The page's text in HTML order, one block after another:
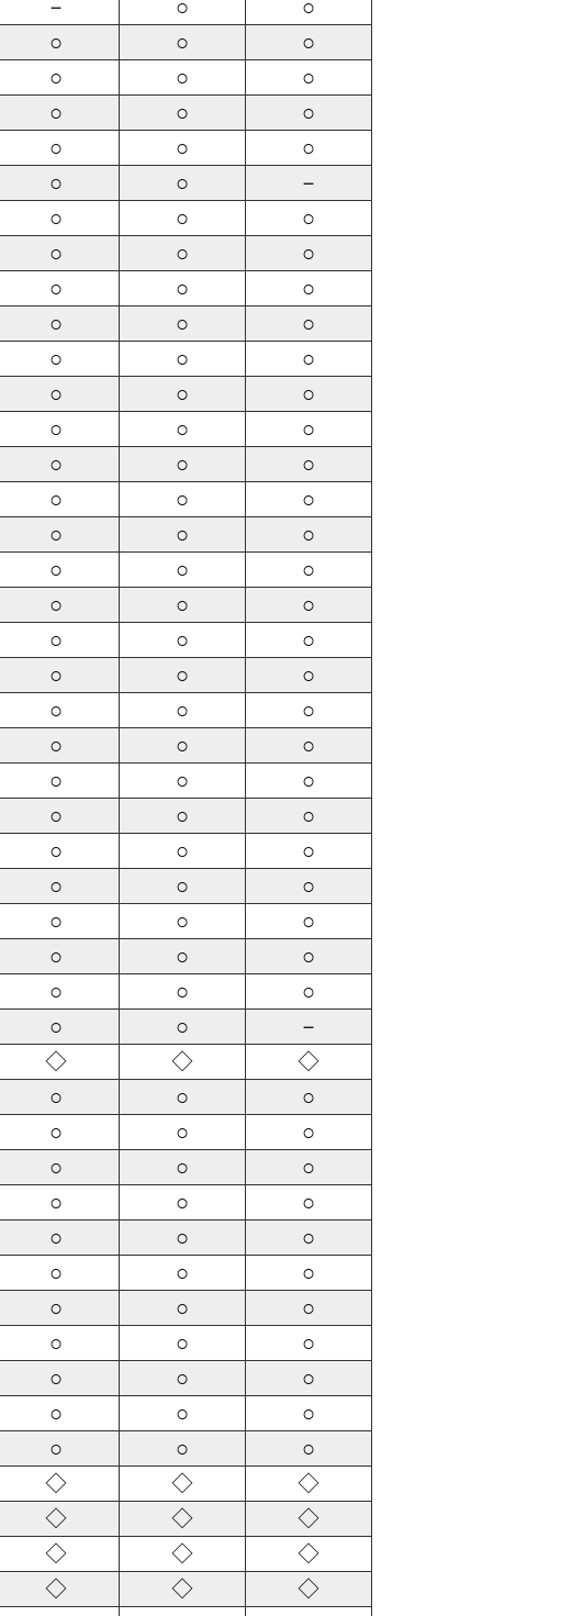
－ ○ ○
○ ○ ○
○ ○ ○
○ ○ ○
○ ○ ○
○ ○ －
○ ○ ○
○ ○ ○
○ ○ ○
○ ○ ○
○ ○ ○
○ ○ ○
○ ○ ○
○ ○ ○
○ ○ ○
○ ○ ○
○ ○ ○
○ ○ ○
○ ○ ○
○ ○ ○
○ ○ ○
○ ○ ○
○ ○ ○
○ ○ ○
○ ○ ○
○ ○ ○
○ ○ ○
○ ○ ○
○ ○ ○
○ ○ －
◇ ◇ ◇
○ ○ ○
○ ○ ○
○ ○ ○
○ ○ ○
○ ○ ○
○ ○ ○
○ ○ ○
○ ○ ○
○ ○ ○
○ ○ ○
○ ○ ○
◇ ◇ ◇
◇ ◇ ◇
◇ ◇ ◇
◇ ◇
◇